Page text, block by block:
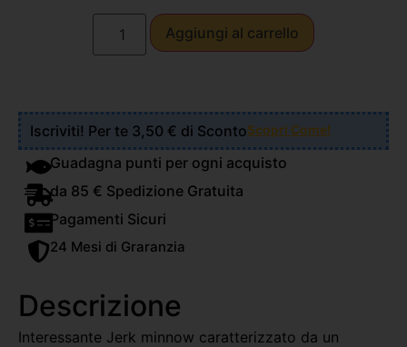
Aggiungi al carrello
Iscriviti! Per te 3,50 € di ScontoScopri Come!
Guadagna punti per ogni acquisto
da 85 € Spedizione Gratuita
Pagamenti Sicuri
24 Mesi di Graranzia
Descrizione
Interessante Jerk minnow caratterizzato da un